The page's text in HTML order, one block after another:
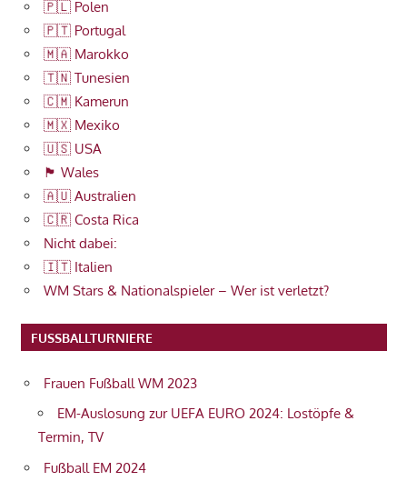
🇵🇱 Polen
🇵🇹 Portugal
🇲🇦 Marokko
🇹🇳 Tunesien
🇨🇲 Kamerun
🇲🇽 Mexiko
🇺🇸 USA
🏴󠁧󠁢󠁷󠁬󠁳󠁿 Wales
🇦🇺 Australien
🇨🇷 Costa Rica
Nicht dabei:
🇮🇹 Italien
WM Stars & Nationalspieler – Wer ist verletzt?
FUSSBALLTURNIERE
Frauen Fußball WM 2023
EM-Auslosung zur UEFA EURO 2024: Lostöpfe &
Termin, TV
Fußball EM 2024